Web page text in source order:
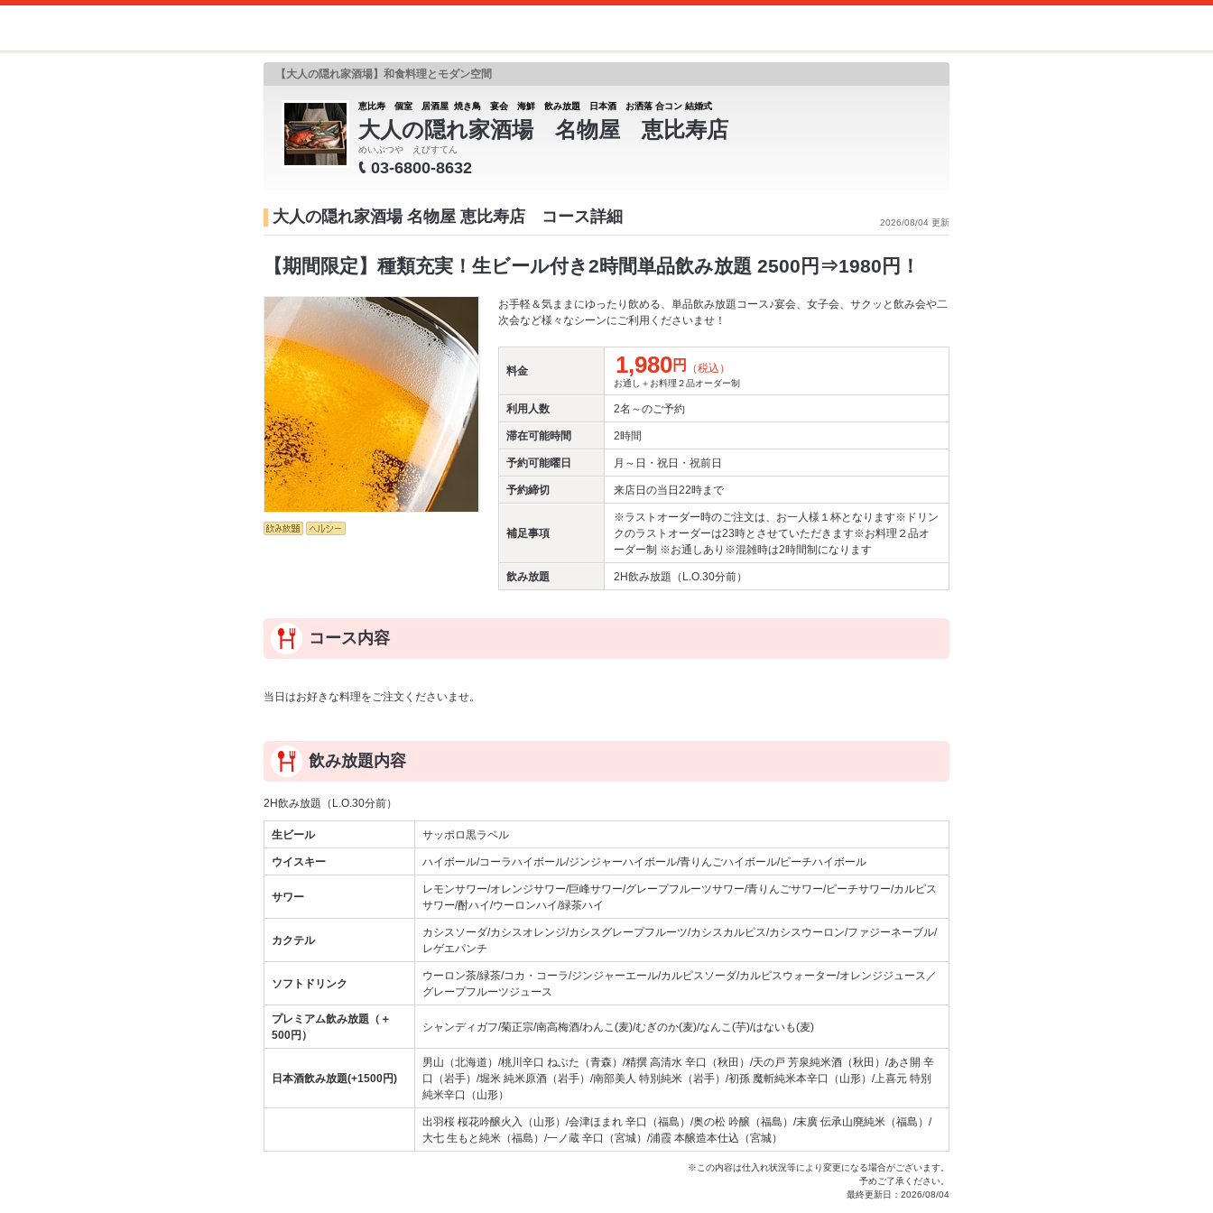
【大人の隠れ家酒場】和食料理とモダン空間
恵比寿 個室 居酒屋 焼き鳥 宴会 海鮮 飲み放題 日本酒 お洒落 合コン 結婚式
大人の隠れ家酒場 名物屋 恵比寿店
めいぶつや えびすてん
03-6800-8632
2026/08/04 更新
大人の隠れ家酒場 名物屋 恵比寿店 コース詳細
【期間限定】種類充実！生ビール付き2時間単品飲み放題 2500円⇒1980円！
お手軽＆気ままにゆったり飲める、単品飲み放題コース♪宴会、女子会、サクッと飲み会や二
次会など様々なシーンにご利用くださいませ！
料金 1,980円 （税込）
お通し＋お料理２品オーダー制
利用人数 2名～のご予約
滞在可能時間 2時間
予約可能曜日 月～日・祝日・祝前日
予約締切 来店日の当日22時まで
補足事項
※ラストオーダー時のご注文は、お一人様１杯となります※ドリン
クのラストオーダーは23時とさせていただきます※お料理２品オ
ーダー制 ※お通しあり※混雑時は2時間制になります
飲み放題 2H飲み放題（L.O.30分前）
コース内容
当日はお好きな料理をご注文くださいませ。
飲み放題内容
2H飲み放題（L.O.30分前）
生ビール サッポロ黒ラベル
ウイスキー ハイボール/コーラハイボール/ジンジャーハイボール/青りんごハイボール/ピーチハイボール
サワー
レモンサワー/オレンジサワー/巨峰サワー/グレープフルーツサワー/青りんごサワー/ピーチサワー/カルピス
サワー/酎ハイ/ウーロンハイ/緑茶ハイ
カクテル
カシスソーダ/カシスオレンジ/カシスグレープフルーツ/カシスカルピス/カシスウーロン/ファジーネーブル/
レゲエパンチ
ソフトドリンク
ウーロン茶/緑茶/コカ・コーラ/ジンジャーエール/カルピスソーダ/カルピスウォーター/オレンジジュース／
グレープフルーツジュース
プレミアム飲み放題（＋
500円）
シャンディガフ/菊正宗/南高梅酒/わんこ(麦)/むぎのか(麦)/なんこ(芋)/はないも(麦)
日本酒飲み放題(+1500円)
男山（北海道）/桃川辛口 ねぶた（青森）/精撰 高清水 辛口（秋田）/天の戸 芳泉純米酒（秋田）/あさ開 辛
口（岩手）/堀米 純米原酒（岩手）/南部美人 特別純米（岩手）/初孫 魔斬純米本辛口（山形）/上喜元 特別
純米辛口（山形）
出羽桜 桜花吟醸火入（山形）/会津ほまれ 辛口（福島）/奥の松 吟醸（福島）/末廣 伝承山廃純米（福島）/
大七 生もと純米（福島）/一ノ蔵 辛口（宮城）/浦霞 本醸造本仕込（宮城）
※この内容は仕入れ状況等により変更になる場合がございます。
予めご了承ください。
最終更新日：2026/08/04